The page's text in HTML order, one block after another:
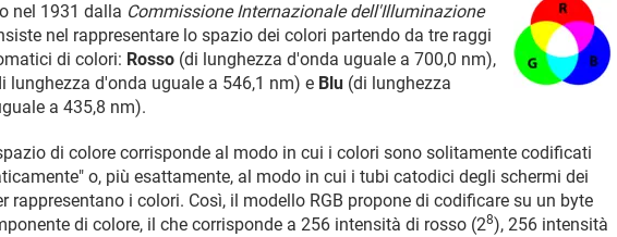
nel 1931 dalla Commissione Internazionale dell'Illuminazione
nel rappresentare lo spazio dei colori partendo da tre raggi
di colori: Rosso (di lunghezza d'onda uguale a 700,0 nm),
lunghezza d'onda uguale a 546,1 nm) e Blu (di lunghezza
a 435,8 nm).
di colore corrisponde al modo in cui i colori sono solitamente codificati
o, più esattamente, al modo in cui i tubi catodici degli schermi dei
rappresentano i colori. Così, il modello RGB propone di codificare su un byte
di colore, il che corrisponde a 256 intensità di rosso (28), 256 intensità